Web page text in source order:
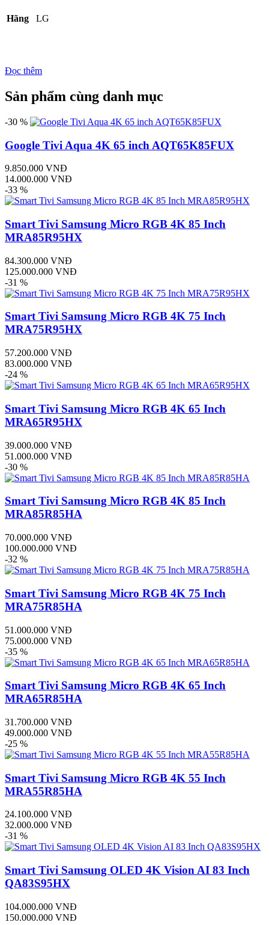
Hãng LG
Đọc thêm
Sản phẩm cùng danh mục
-30 %
Google Tivi Aqua 4K 65 inch AQT65K85FUX
9.850.000 VNĐ
14.000.000 VNĐ
-33 %
Smart Tivi Samsung Micro RGB 4K 85 Inch
MRA85R95HX
84.300.000 VNĐ
125.000.000 VNĐ
-31 %
Smart Tivi Samsung Micro RGB 4K 75 Inch
MRA75R95HX
57.200.000 VNĐ
83.000.000 VNĐ
-24 %
Smart Tivi Samsung Micro RGB 4K 65 Inch
MRA65R95HX
39.000.000 VNĐ
51.000.000 VNĐ
-30 %
Smart Tivi Samsung Micro RGB 4K 85 Inch
MRA85R85HA
70.000.000 VNĐ
100.000.000 VNĐ
-32 %
Smart Tivi Samsung Micro RGB 4K 75 Inch
MRA75R85HA
51.000.000 VNĐ
75.000.000 VNĐ
-35 %
Smart Tivi Samsung Micro RGB 4K 65 Inch
MRA65R85HA
31.700.000 VNĐ
49.000.000 VNĐ
-25 %
Smart Tivi Samsung Micro RGB 4K 55 Inch
MRA55R85HA
24.100.000 VNĐ
32.000.000 VNĐ
-31 %
Smart Tivi Samsung OLED 4K Vision AI 83 Inch
QA83S95HX
104.000.000 VNĐ
150.000.000 VNĐ